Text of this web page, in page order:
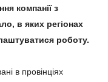
компанії з
в яких регіонах
роботу.
в провінціях